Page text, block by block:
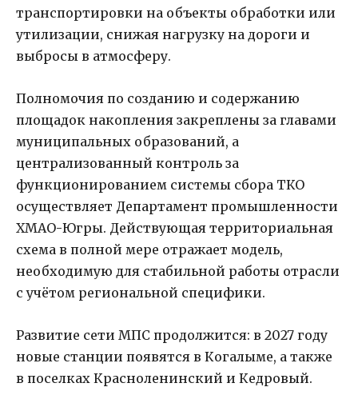
транспортировки на объекты обработки или
утилизации, снижая нагрузку на дороги и
выбросы в атмосферу.
Полномочия по созданию и содержанию
площадок накопления закреплены за главами
муниципальных образований, а
централизованный контроль за
функционированием системы сбора ТКО
осуществляет Департамент промышленности
ХМАО-Югры. Действующая территориальная
схема в полной мере отражает модель,
необходимую для стабильной работы отрасли
с учётом региональной специфики.
Развитие сети МПС продолжится: в 2027 году
новые станции появятся в Когалыме, а также
в поселках Красноленинский и Кедровый.